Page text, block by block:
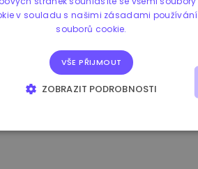
€ +1.90% 3.2B €
v souladu s našimi zásadami používání
souborů cookie.
VŠE PŘIJMOUT
ZOBRAZIT PODROBNOSTI